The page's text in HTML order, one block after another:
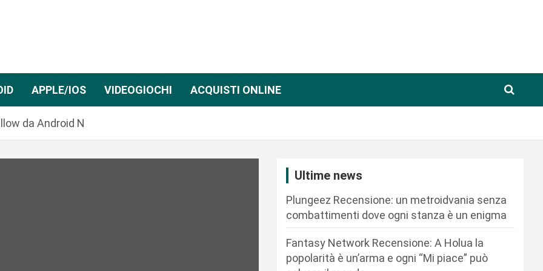
APPLE/IOS VIDEOGIOCHI ACQUISTI ONLINE
da Android N
Ultime news
Plungeez Recensione: un metroidvania senza
combattimenti dove ogni stanza è un enigma
Fantasy Network Recensione: A Holua la
popolarità è un’arma e ogni “Mi piace” può